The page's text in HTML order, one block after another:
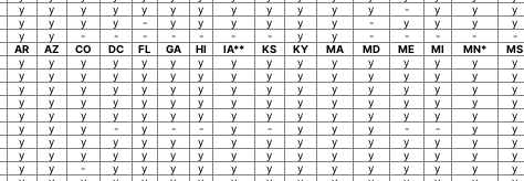
y y y y y y y y y y y y - y y y
y y y y - y y y y y y - y y y y
y y - - - - - - - y y - - - - -
AR AZ CO DC FL GA HI IA** KS KY MA MD ME MI MN* MS
y y y y y y y y y y y y y y y y
y y y y y y y y y y y y y y y y
y y y y y y y y y y y y y y y y
y y y y y y y y y y y y y y y y
y y y y y y y y y y y y y y y y
y y y - y - - y - y y y - - y y
y y y y y y y y y y y y y y y y
y y y y y y y y y y y y y y y y
y y - y y y y y y y y y y y y y